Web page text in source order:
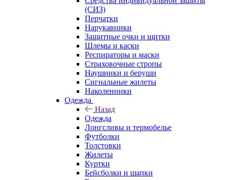
(СИЗ)
Перчатки
Нарукавники
Защитные очки и щитки
Шлемы и каски
Респираторы и маски
Страховочные стропы
Наушники и беруши
Сигнальные жилеты
Наколенники
Одежда
Назад
Одежда
Лонгсливы и термобелье
Футболки
Толстовки
Жилеты
Куртки
Бейсболки и шапки